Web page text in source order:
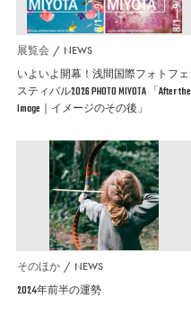
展覧会 NEWS
いよいよ開幕！浅間国際フォトフェ
スティバル2026 PHOTO MIYOTA 「After the
Image｜イメージのその後」
そのほか NEWS
2024年前半の運勢